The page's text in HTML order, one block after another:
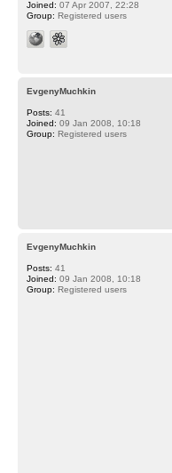
Joined: 07 Apr 2007, 22:28
Group: Registered users
EvgenyMuchkin
Posts: 41
Joined: 09 Jan 2008, 10:18
Group: Registered users
EvgenyMuchkin
Posts: 41
Joined: 09 Jan 2008, 10:18
Group: Registered users